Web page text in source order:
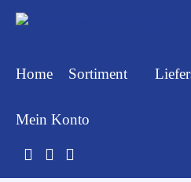
Home Sortiment
Mein Konto